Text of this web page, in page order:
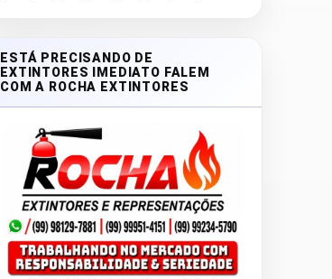
ESTÁ PRECISANDO DE
EXTINTORES IMEDIATO FALEM
COM A ROCHA EXTINTORES